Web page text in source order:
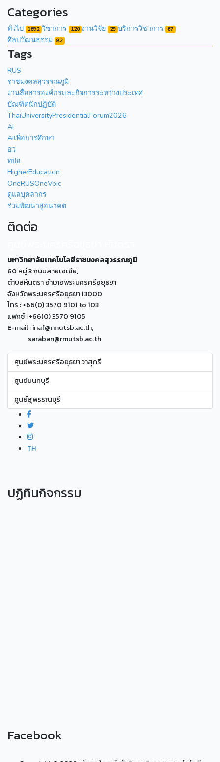
Categories
ทั่วไป 1692 วิชาการ 120 งานวิจัย 29 บริการวิชาการ 67
ศิลปวัฒนธรรม 82
Tags
RUS
ราชมงคลสุวรรณภูมิ
งานสื่อสารองค์กรเเละกิจการระหว่างประเทศ
บัณฑิตนักปฏิบัติ
ThaiUniversityPresidentialForum2026
AI
AIเพื่อการศึกษา
อว
ทปอ
HigherEducation
OneRUSOneVoic
ดูแลบุคลากร
ร่วมพัฒนาสู่อนาคต
ติดต่อ
มหาวิทยาลัยเทคโนโลยีราชมงคลสุวรรณภูมิ
60 หมู่ 3 ถนนสายเอเซีย,
ตำบลหันตรา อำเภอพระนครศรีอยุธยา
จังหวัดพระนครศรีอยุธยา 13000
โทร : +66(0) 3570 9101 to 103
แฟกซ์ : +66(0) 3570 9105
E-mail : inaf@rmutsb.ac.th,
saraban@rmutsb.ac.th
ศูนย์พระนครศรีอยุธยา วาสุกรี
ศูนย์นนทบุรี
ศูนย์สุพรรณบุรี
TH
ปฏิทินกิจกรรม
Facebook